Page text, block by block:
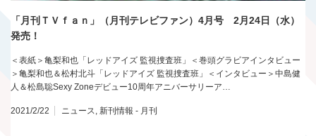
「月刊ＴＶｆａｎ」（月刊テレビファン）4月号 2月24日（水）
発売！
＜表紙＞亀梨和也「レッドアイズ 監視捜査班」＜巻頭グラビアインタビュー
＞亀梨和也＆松村北斗「レッドアイズ 監視捜査班」＜インタビュー＞中島健
人＆松島聡Sexy Zoneデビュー10周年アニバーサリーア…
2021/2/22 ニュース, 新刊情報 - 月刊